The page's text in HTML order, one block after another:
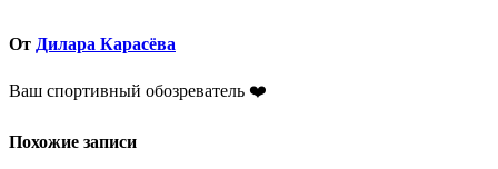
От Дилара Карасёва
Ваш спортивный обозреватель ❤️
Похожие записи